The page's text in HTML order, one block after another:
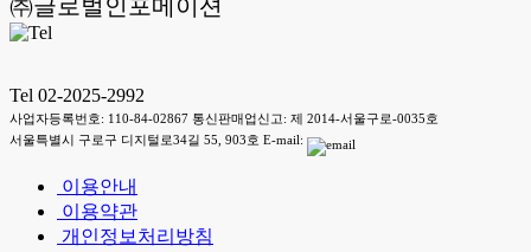
㈜글로벌인포메이션
Tel 02-2025-2992
사업자등록번호: 110-84-02867 통신판매업신고: 제 2014-서울구로-0035호
서울특별시 구로구 디지털로34길 55, 903호 E-mail:
이용안내
이용약관
개인정보처리방침